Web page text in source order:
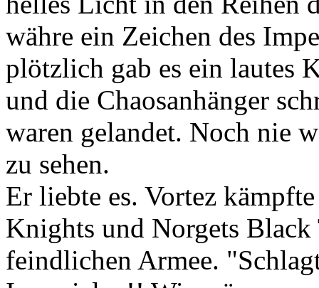
währe ein Zeichen des
plötzlich gab es ein lautes
und die Chaosanhänger
waren gelandet. Noch nie
zu sehen.
Er liebte es. Vortez
Knights und Norgets
feindlichen Armee.